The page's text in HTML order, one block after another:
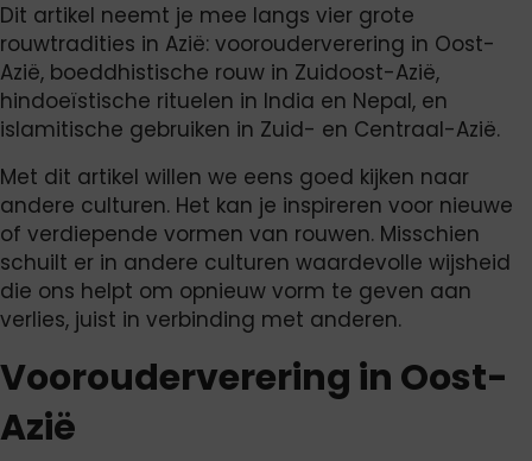
Dit artikel neemt je mee langs vier grote
rouwtradities in Azië: voorouderverering in Oost-
Azië, boeddhistische rouw in Zuidoost-Azië,
hindoeïstische rituelen in India en Nepal, en
islamitische gebruiken in Zuid- en Centraal-Azië.
Met dit artikel willen we eens goed kijken naar
andere culturen. Het kan je inspireren voor nieuwe
of verdiepende vormen van rouwen. Misschien
schuilt er in andere culturen waardevolle wijsheid
die ons helpt om opnieuw vorm te geven aan
verlies, juist in verbinding met anderen.
Voorouderverering in Oost-
Azië